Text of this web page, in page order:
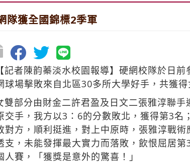
隊獲全國錦標2季軍
【記者陳韵蓁淡水校園報導】硬網校隊於日
球場擊敗來自北區30多所大學好手，共獲
雙部分由財金二許君盈及日文二張雅淳聯
交手，我方以3：6的分數敗北，獲得第3
對方，順利挺進，對上中原時，張雅淳戰
支，未能發揮最大實力而落敗，飲恨屈居
人賽，「獲獎是意外的驚喜！」